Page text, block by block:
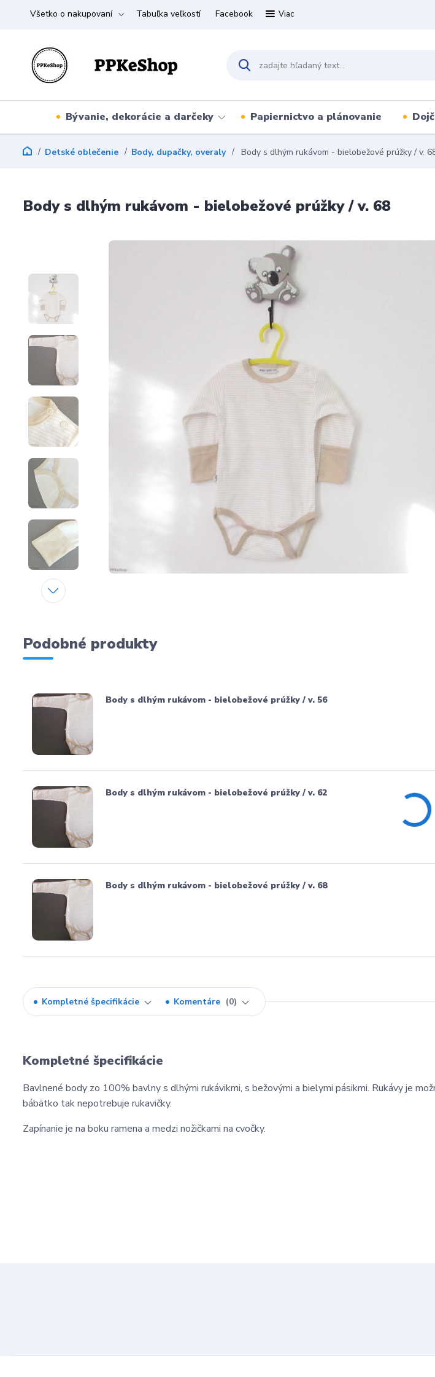
Všetko o nakupovaní Tabuľka veľkostí Facebook Viac
Bývanie, dekorácie a darčeky Papiernictvo a plánovanie
Detské oblečenie Body, dupačky, overaly Body s dlhým rukávom - bielobežové prúžky / v.
Body s dlhým rukávom - bielobežové prúžky / v. 68
Podobné produkty
Body s dlhým rukávom - bielobežové prúžky / v. 56
Body s dlhým rukávom - bielobežové prúžky / v. 62
Body s dlhým rukávom - bielobežové prúžky / v. 68
Kompletné špecifikácie Komentáre 0
Kompletné špecifikácie
Bavlnené body zo 100% bavlny s dlhými rukávikmi, s bežovými a bielymi pásikmi. Rukávy je
bábätko tak nepotrebuje rukavičky.
Zapínanie je na boku ramena a medzi nožičkami na cvočky.